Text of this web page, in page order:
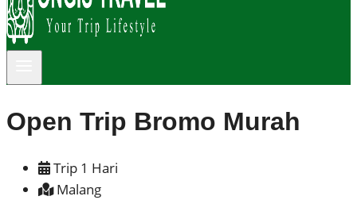
Open Trip Bromo Murah
Trip 1 Hari
Malang